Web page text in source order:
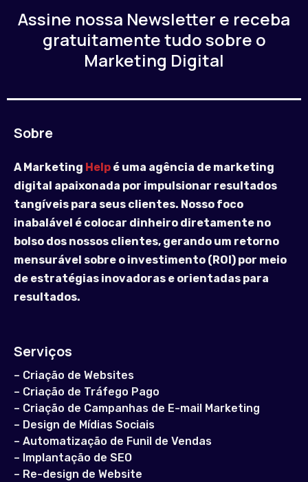
Assine nossa Newsletter e receba
gratuitamente tudo sobre o
Marketing Digital
Sobre
A Marketing Help é uma agência de marketing
digital apaixonada por impulsionar resultados
tangíveis para seus clientes. Nosso foco
inabalável é colocar dinheiro diretamente no
bolso dos nossos clientes, gerando um retorno
mensurável sobre o investimento (ROI) por meio
de estratégias inovadoras e orientadas para
resultados.
Serviços
– Criação de Websites
– Criação de Tráfego Pago
– Criação de Campanhas de E-mail Marketing
– Design de Mídias Sociais
– Automatização de Funil de Vendas
– Implantação de SEO
– Re-design de Website